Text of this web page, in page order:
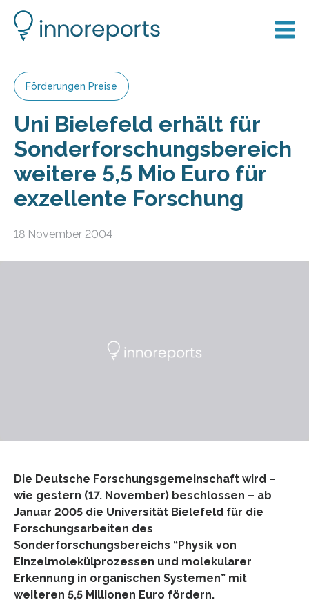
Förderungen Preise
Uni Bielefeld erhält für
Sonderforschungsbereich
weitere 5,5 Mio Euro für
exzellente Forschung
18 November 2004
Die Deutsche Forschungsgemeinschaft wird –
wie gestern (17. November) beschlossen – ab
Januar 2005 die Universität Bielefeld für die
Forschungsarbeiten des
Sonderforschungsbereichs “Physik von
Einzelmolekülprozessen und molekularer
Erkennung in organischen Systemen” mit
weiteren 5,5 Millionen Euro fördern.